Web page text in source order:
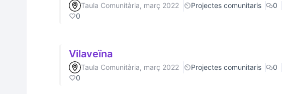
Taula Comunitària, març 2022 Projectes comunitaris
0
0
Vilaveïna
Taula Comunitària, març 2022 Projectes comunitaris
0
0